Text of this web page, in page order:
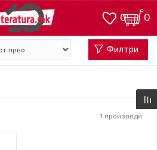
0
0
Филтри
1 производи